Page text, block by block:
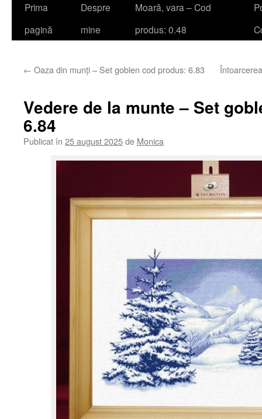
Sari
Prima
pagină
Despre
mine
Moară, vara – Cod
produs: 0.48
← Oaza din munți – Set goblen cod produs: 6.83
Vedere de la munte – Set
6.84
Publicat în 25 august 2025de Monica